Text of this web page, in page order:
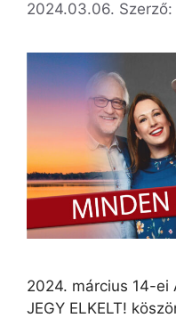
2024.03.06. Szerző:
2024. március 14-ei
JEGY ELKELT!